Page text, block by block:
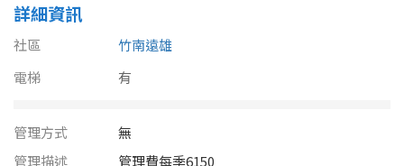
嘉義市
坪數
20~30 坪
詳細資訊
社區
竹南遠雄
電梯
有
管理方式
無
管理描述
管理費每季6150